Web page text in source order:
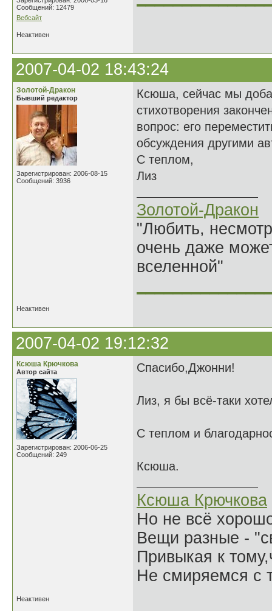
Сообщений: 12479
Вебсайт
Неактивен
2007-04-02 18:43:24
Золотой-Дракон
Бывший редактор
Зарегистрирован: 2006-08-15
Сообщений: 3936
Ксюша, сейчас мы
стихотворения
вопрос: его
обсуждения другими
С теплом,
Лиз
Золотой-Дракон
"Любить,
очень даже
вселенной"
Неактивен
2007-04-02 19:12:32
Ксюша Крючкова
Автор сайта
Зарегистрирован: 2006-06-25
Сообщений: 249
Спасибо,Джонни!
Лиз, я бы всё-таки
С теплом и
Ксюша.
Ксюша Крючкова
Но не всё
Вещи разные -
Привыкая к
Не смиряемся с
Неактивен